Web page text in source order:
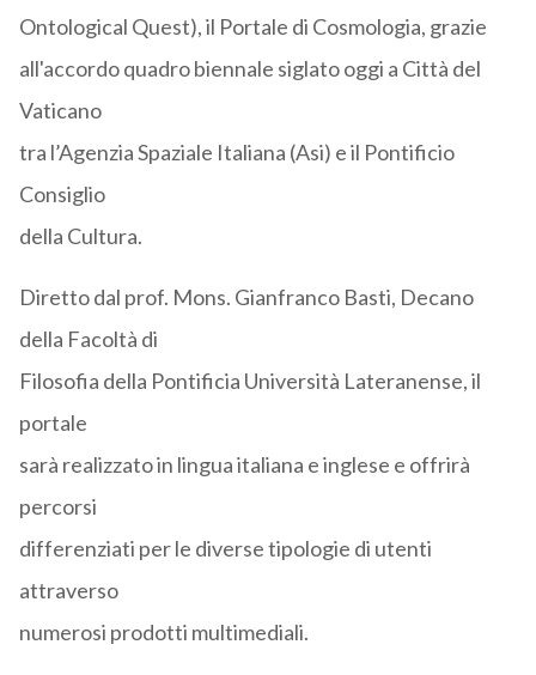
Ontological Quest), il Portale di Cosmologia, grazie
all'accordo quadro biennale siglato oggi a Città del
Vaticano
tra l’Agenzia Spaziale Italiana (Asi) e il Pontificio
Consiglio
della Cultura.
Diretto dal prof. Mons. Gianfranco Basti, Decano
della Facoltà di
Filosofia della Pontificia Università Lateranense, il
portale
sarà realizzato in lingua italiana e inglese e offrirà
percorsi
differenziati per le diverse tipologie di utenti
attraverso
numerosi prodotti multimediali.